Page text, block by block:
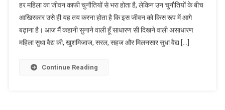
दिखने
वाली
असाधारण
महिला
कहानी
हर महिला का जीवन काफी चुनौतियों से भरा होता है, लेकिन उन चुनौतियों के बीच
आखिरकार उसे ही यह तय करना होता है कि इस जीवन को किस रूप में आगे
बढ़ाना है। आज मैं कहानी सुनाने वाली हूँ साधारण सी दिखने वाली असाधारण
महिला सुधा वैद्य की, खुशमिजाज, सरल, सहज और मिलनसार सुधा वैद्य […]
Continue Reading